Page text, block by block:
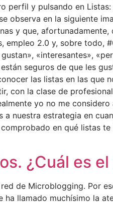
perfil y pulsando en
observa en la siguiente
y que, afortunadamente,
empleo 2.0 y, sobre todo,
«interesantes»,
seguros de que les
las listas en las que
con la clase de
yo no me
nuestra estrategia en
en qué listas
¿Cuál es el
de Microblogging. Por
llamado muchísimo la